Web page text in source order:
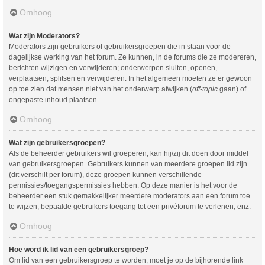
Omhoog
Wat zijn Moderators?
Moderators zijn gebruikers of gebruikersgroepen die in staan voor de
dagelijkse werking van het forum. Ze kunnen, in de forums die ze modereren,
berichten wijzigen en verwijderen; onderwerpen sluiten, openen,
verplaatsen, splitsen en verwijderen. In het algemeen moeten ze er gewoon
op toe zien dat mensen niet van het onderwerp afwijken (off-topic gaan) of
ongepaste inhoud plaatsen.
Omhoog
Wat zijn gebruikersgroepen?
Als de beheerder gebruikers wil groeperen, kan hij/zij dit doen door middel
van gebruikersgroepen. Gebruikers kunnen van meerdere groepen lid zijn
(dit verschilt per forum), deze groepen kunnen verschillende
permissies/toegangspermissies hebben. Op deze manier is het voor de
beheerder een stuk gemakkelijker meerdere moderators aan een forum toe
te wijzen, bepaalde gebruikers toegang tot een privéforum te verlenen, enz.
Omhoog
Hoe word ik lid van een gebruikersgroep?
Om lid van een gebruikersgroep te worden, moet je op de bijhorende link